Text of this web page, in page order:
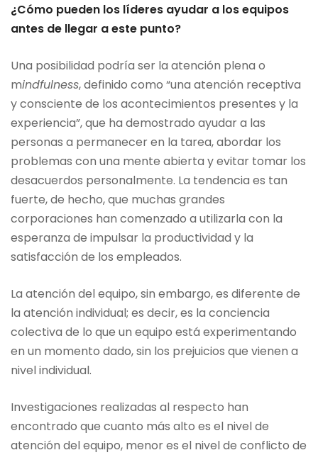
¿Cómo pueden los líderes ayudar a los equipos
antes de llegar a este punto?
Una posibilidad podría ser la atención plena o
mindfulness, definido como “una atención receptiva
y consciente de los acontecimientos presentes y la
experiencia”, que ha demostrado ayudar a las
personas a permanecer en la tarea, abordar los
problemas con una mente abierta y evitar tomar los
desacuerdos personalmente. La tendencia es tan
fuerte, de hecho, que muchas grandes
corporaciones han comenzado a utilizarla con la
esperanza de impulsar la productividad y la
satisfacción de los empleados.
La atención del equipo, sin embargo, es diferente de
la atención individual; es decir, es la conciencia
colectiva de lo que un equipo está experimentando
en un momento dado, sin los prejuicios que vienen a
nivel individual.
Investigaciones realizadas al respecto han
encontrado que cuanto más alto es el nivel de
atención del equipo, menor es el nivel de conflicto de